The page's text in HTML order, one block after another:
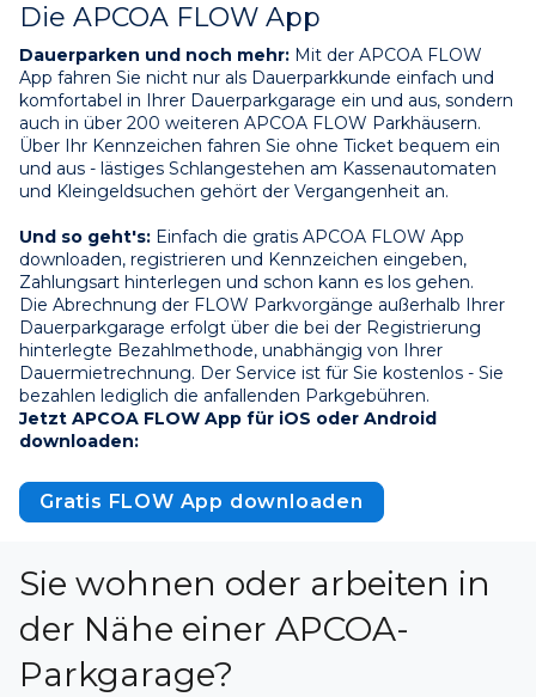
Die APCOA FLOW App
Dauerparken und noch mehr: Mit der APCOA FLOW
App fahren Sie nicht nur als Dauerparkkunde einfach und
komfortabel in Ihrer Dauerparkgarage ein und aus, sondern
auch in über 200 weiteren APCOA FLOW Parkhäusern.
Über Ihr Kennzeichen fahren Sie ohne Ticket bequem ein
und aus - lästiges Schlangestehen am Kassenautomaten
und Kleingeldsuchen gehört der Vergangenheit an.
Und so geht's: Einfach die gratis APCOA FLOW App
downloaden, registrieren und Kennzeichen eingeben,
Zahlungsart hinterlegen und schon kann es los gehen.
Die Abrechnung der FLOW Parkvorgänge außerhalb Ihrer
Dauerparkgarage erfolgt über die bei der Registrierung
hinterlegte Bezahlmethode, unabhängig von Ihrer
Dauermietrechnung. Der Service ist für Sie kostenlos - Sie
bezahlen lediglich die anfallenden Parkgebühren.
Jetzt APCOA FLOW App für iOS oder Android
downloaden:
Gratis FLOW App downloaden
Sie wohnen oder arbeiten in
der Nähe einer APCOA-
Parkgarage?